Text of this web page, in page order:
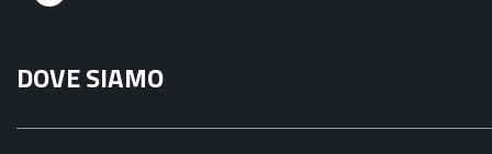
F
c
e
DOVE SIAMO